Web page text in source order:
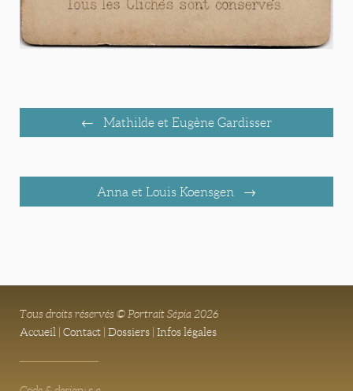
Mathilde et Eugène Gardisser
Anna et Louis Koensgen
Tous droits réservés © Portrait Sépia 2026
Accueil
Contact Dossiers Infos légales